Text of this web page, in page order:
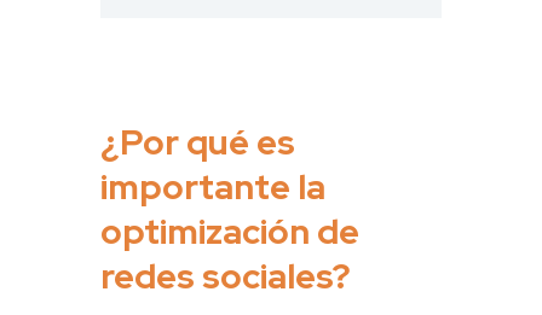
¿Por qué es
importante la
optimización de
redes sociales?